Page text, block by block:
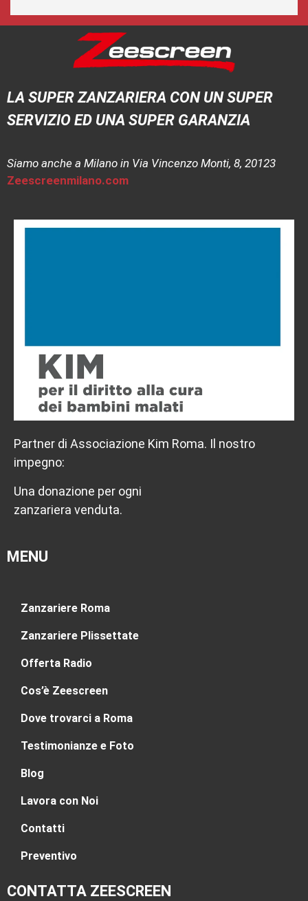
LA SUPER ZANZARIERA CON UN SUPER
SERVIZIO ED UNA SUPER GARANZIA
Siamo anche a Milano in Via Vincenzo Monti, 8, 20123
Zeescreenmilano.com
Partner di Associazione Kim Roma. Il nostro
impegno:
Una donazione per ogni
zanzariera venduta.
MENU
Zanzariere Roma
Zanzariere Plissettate
Offerta Radio
Cos’è Zeescreen
Dove trovarci a Roma
Testimonianze e Foto
Blog
Lavora con Noi
Contatti
Preventivo
CONTATTA ZEESCREEN